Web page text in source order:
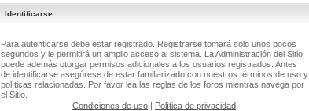
Identificarse
Para autenticarse debe estar registrado. Registrarse tomará solo unos pocos
segundos y le permitirá un amplio acceso al sistema. La Administración del Sitio
puede además otorgar permisos adicionales a los usuarios registrados. Antes
de identificarse asegúrese de estar familiarizado con nuestros términos de uso y
políticas relacionadas. Por favor lea las reglas de los foros mientras navega por
el Sitio.
Condiciones de uso | Política de privacidad